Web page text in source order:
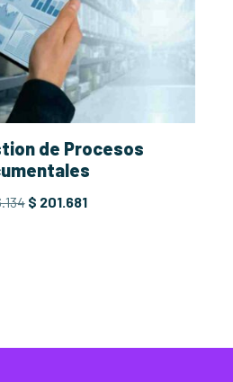
de Procesos
$ 201.681